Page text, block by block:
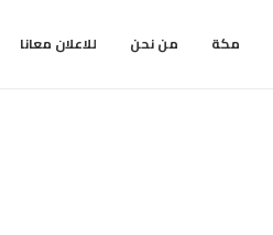
مكة من نحن للاعلان معانا